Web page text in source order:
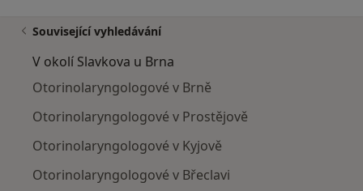
Související vyhledávání
V okolí Slavkova u Brna
Otorinolaryngologové v Brně
Otorinolaryngologové v Prostějově
Otorinolaryngologové v Kyjově
Otorinolaryngologové v Břeclavi